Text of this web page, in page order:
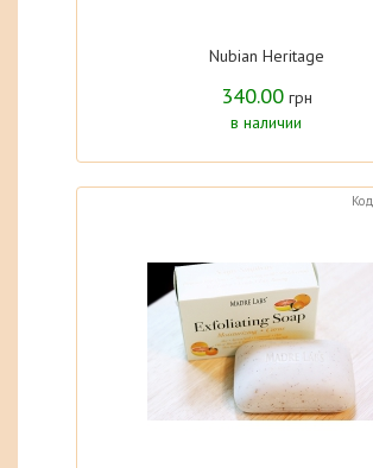
Nubian Heritage
340.00 грн
в наличии